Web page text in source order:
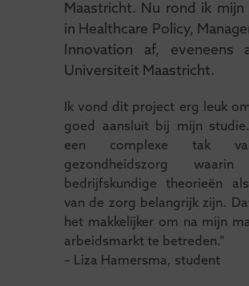
Maastricht. Nu rond ik mijn
in Healthcare Policy,
Innovation af, eveneens
Universiteit Maastricht.
Ik vond dit project erg leuk
goed aansluit bij mijn
een complexe tak
gezondheidszorg
bedrijfskundige theorieën
van de zorg belangrijk zijn.
het makkelijker om na mijn
arbeidsmarkt te betreden.”
– Liza Hamersma, student